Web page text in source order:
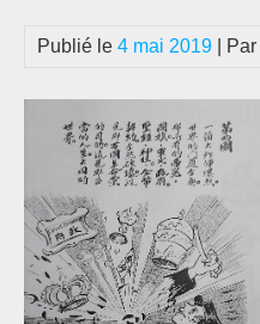
Publié le 4 mai 2019 | Par